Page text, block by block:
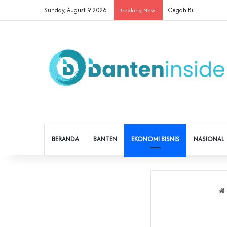
Sunday, August 9 2026 Breaking News Cegah Buruh
BERANDA BANTEN EKONOMI BISNIS NASIONAL